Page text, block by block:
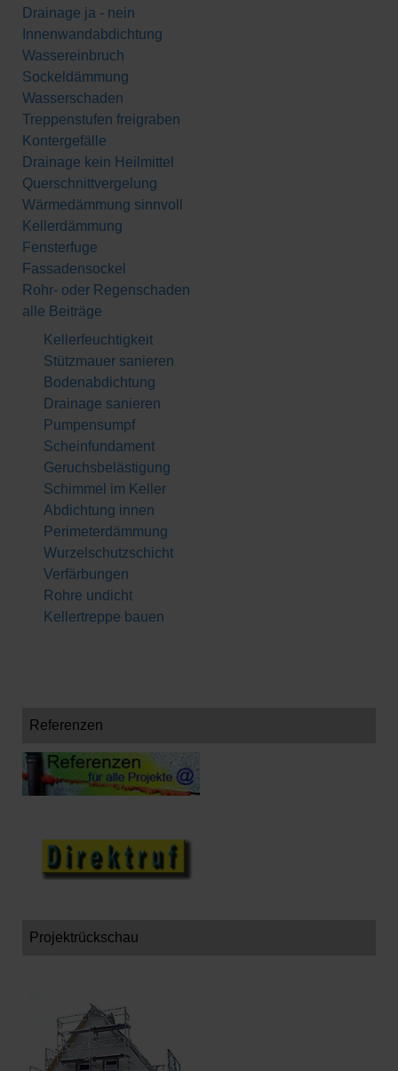
Drainage ja - nein
Innenwandabdichtung
Wassereinbruch
Sockeldämmung
Wasserschaden
Treppenstufen freigraben
Kontergefälle
Drainage kein Heilmittel
Querschnittvergelung
Wärmedämmung sinnvoll
Kellerdämmung
Fensterfuge
Fassadensockel
Rohr- oder Regenschaden
alle Beiträge
Kellerfeuchtigkeit
Stützmauer sanieren
Bodenabdichtung
Drainage sanieren
Pumpensumpf
Scheinfundament
Geruchsbelästigung
Schimmel im Keller
Abdichtung innen
Perimeterdämmung
Wurzelschutzschicht
Verfärbungen
Rohre undicht
Kellertreppe bauen
Referenzen
Projektrückschau